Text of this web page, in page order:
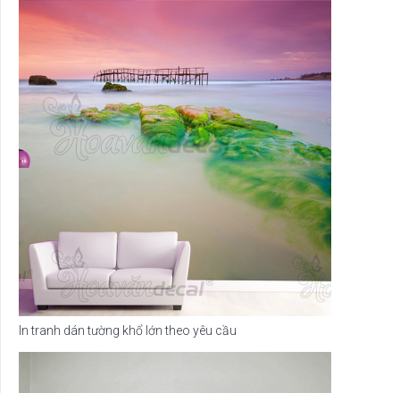
In tranh dán tường khổ lớn theo yêu cầu